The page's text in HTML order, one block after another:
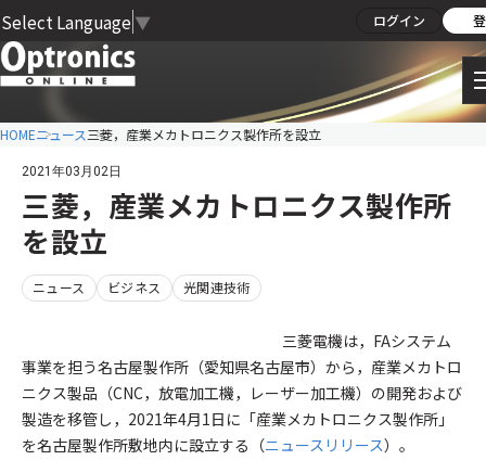
Select Language ▼ ログイン
HOMEニュース三菱，産業メカトロニクス製作所を設立
2021年03月02日
三菱，産業メカトロニクス製作所
を設立
ニュース ビジネス 光関連技術
三菱電機は，FAシステム
事業を担う名古屋製作所（愛知県名古屋市）から，産業メカトロ
ニクス製品（CNC，放電加工機，レーザー加工機）の開発および
製造を移管し，2021年4月1日に「産業メカトロニクス製作所」
を名古屋製作所敷地内に設立する（ニュースリリース）。